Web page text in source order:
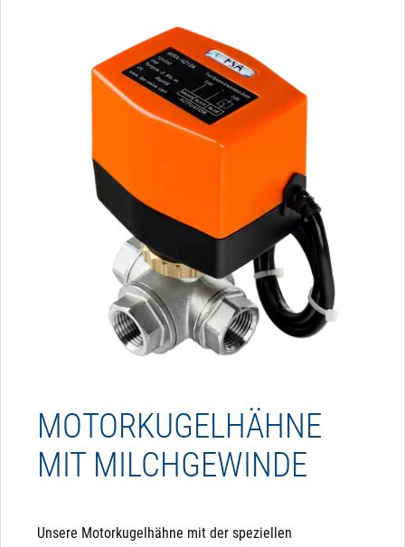
MOTORKUGELHÄHNE
MIT MILCHGEWINDE
Unsere Motorkugelhähne mit der speziellen